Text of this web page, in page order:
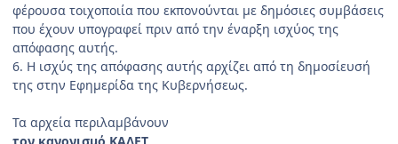
φέρουσα τοιχοποιία που εκπονούνται με δημόσιες συμβάσεις
που έχουν υπογραφεί πριν από την έναρξη ισχύος της
απόφασης αυτής.
6. Η ισχύς της απόφασης αυτής αρχίζει από τη δημοσίευσή
της στην Εφημερίδα της Κυβερνήσεως.
Τα αρχεία περιλαμβάνουν